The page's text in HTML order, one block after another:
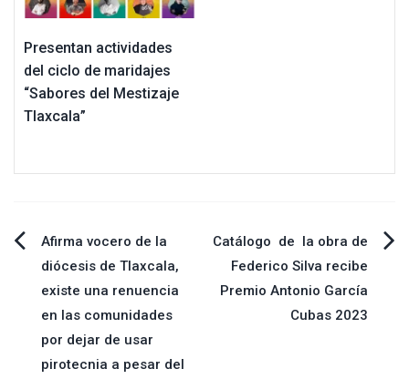
Presentan actividades
del ciclo de maridajes
“Sabores del Mestizaje
Tlaxcala”
Navegación
de
entradas
Afirma vocero de la
diócesis de Tlaxcala,
existe una renuencia
en las comunidades
por dejar de usar
pirotecnia a pesar del
Catálogo de la obra de
Federico Silva recibe
Premio Antonio García
Cubas 2023